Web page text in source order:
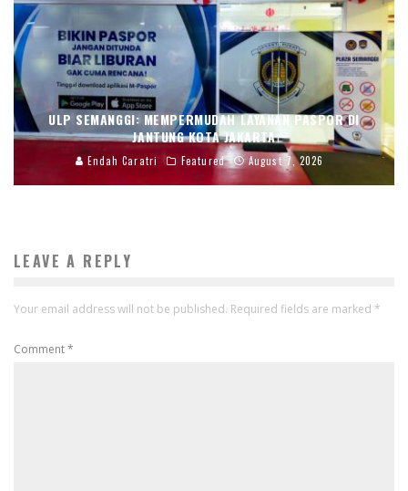
ULP SEMANGGI: MEMPERMUDAH LAYANAN PASPOR DI
JANTUNG KOTA JAKARTA
Endah Caratri Featured August 7, 2026
LEAVE A REPLY
Your email address will not be published. Required fields are marked *
Comment*